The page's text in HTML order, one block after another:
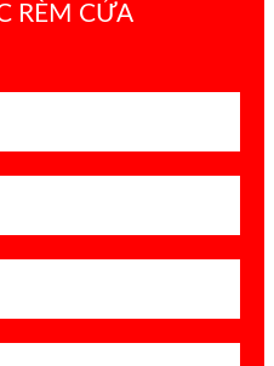
RÈM CỬA